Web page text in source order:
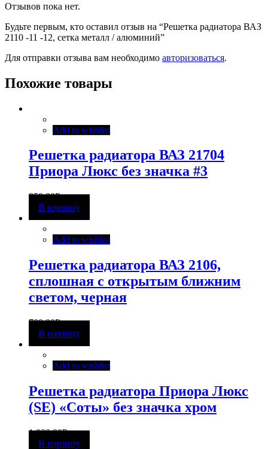
Отзывов пока нет.
Будьте первым, кто оставил отзыв на “Решетка радиатора ВАЗ
2110 -11 -12, сетка металл / алюминий”
Для отправки отзыва вам необходимо авторизоваться.
Похожие товары
Add to wishlist
Решетка радиатора ВАЗ 21704
Приора Люкс без значка #3
850,00Р
В корзину
Add to wishlist
Решетка радиатора ВАЗ 2106,
сплошная с открытым ближним
светом, черная
700,00Р
В корзину
Add to wishlist
Решетка радиатора Приора Люкс
(SE) «Соты» без значка хром
1 000,00Р
В корзину